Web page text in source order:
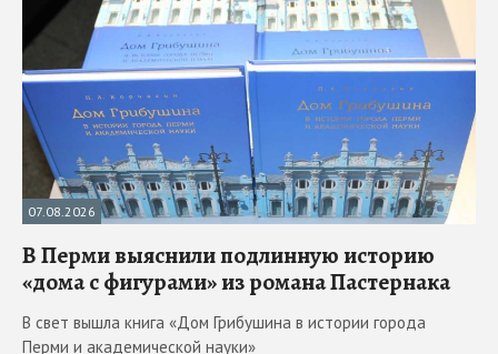
07.08.2026
В Перми выяснили подлинную историю
«дома с фигурами» из романа Пастернака
В свет вышла книга «Дом Грибушина в истории города
Перми и академической науки»